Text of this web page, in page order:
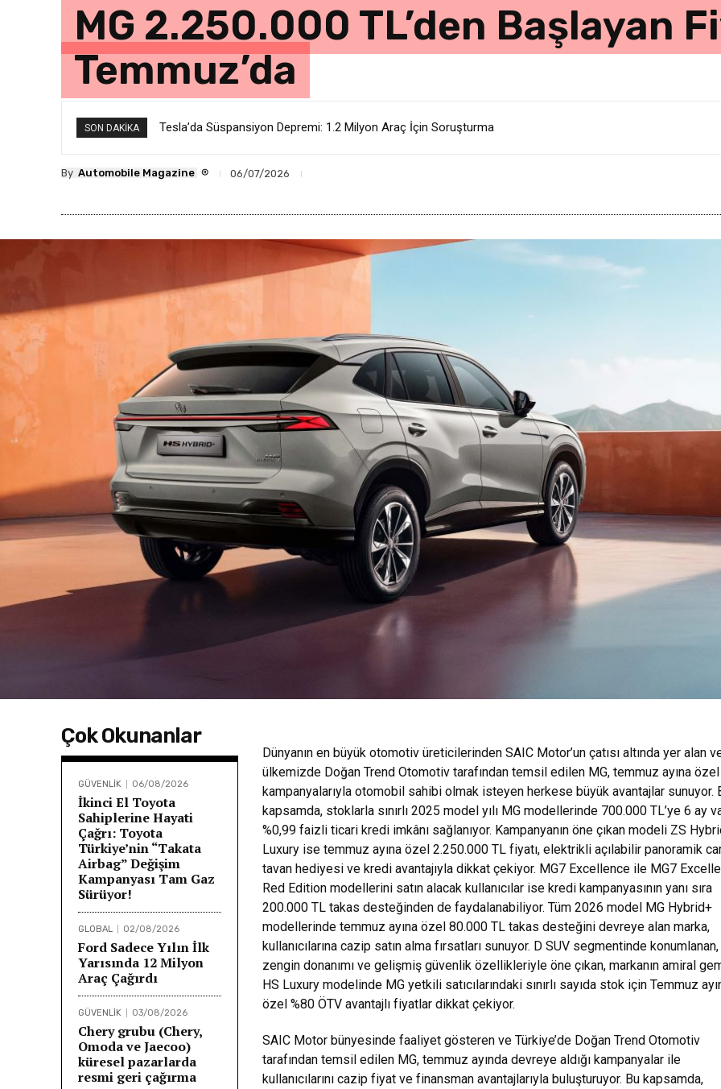
MG 2.250.000 TL’den Başlayan
Temmuz’da
SON DAKIKA Tesla’da Süspansiyon Depremi: 1.2 Milyon Araç İçin Soruşturma
Alman otomotiv sektöründeki kriz Çin ve maliyet etkisiyle derinleşiyor
By Automobile Magazine ® 06/07/2026
Çok Okunanlar
GÜVENLİK 06/08/2026
İkinci El Toyota
Sahiplerine Hayati
Çağrı: Toyota
Türkiye’nin “Takata
Airbag” Değişim
Kampanyası Tam Gaz
Sürüyor!
GLOBAL 02/08/2026
Ford Sadece Yılın İlk
Yarısında 12 Milyon
Araç Çağırdı
GÜVENLİK 03/08/2026
Chery grubu (Chery,
Omoda ve Jaecoo)
küresel pazarlarda
resmi geri çağırma
Dünyanın en büyük otomotiv üreticilerinden SAIC Motor’un çatısı altında yer alan
ülkemizde Doğan Trend Otomotiv tarafından temsil edilen MG, temmuz ayına özel
kampanyalarıyla otomobil sahibi olmak isteyen herkese büyük avantajlar sunuyor.
kapsamda, stoklarla sınırlı 2025 model yılı MG modellerinde 700.000 TL’ye 6 ay
%0,99 faizli ticari kredi imkânı sağlanıyor. Kampanyanın öne çıkan modeli ZS
Luxury ise temmuz ayına özel 2.250.000 TL fiyatı, elektrikli açılabilir panoramik
tavan hediyesi ve kredi avantajıyla dikkat çekiyor. MG7 Excellence ile MG7
Red Edition modellerini satın alacak kullanıcılar ise kredi kampanyasının yanı sıra
200.000 TL takas desteğinden de faydalanabiliyor. Tüm 2026 model MG Hybrid+
modellerinde temmuz ayına özel 80.000 TL takas desteğini devreye alan marka,
kullanıcılarına cazip satın alma fırsatları sunuyor. D SUV segmentinde konumlanan,
zengin donanımı ve gelişmiş güvenlik özellikleriyle öne çıkan, markanın amiral
HS Luxury modelinde MG yetkili satıcılarındaki sınırlı sayıda stok için Temmuz
özel %80 ÖTV avantajlı fiyatlar dikkat çekiyor.
SAIC Motor bünyesinde faaliyet gösteren ve Türkiye’de Doğan Trend Otomotiv
tarafından temsil edilen MG, temmuz ayında devreye aldığı kampanyalar ile
kullanıcılarını cazip fiyat ve finansman avantajlarıyla buluşturuyor. Bu kapsamda,